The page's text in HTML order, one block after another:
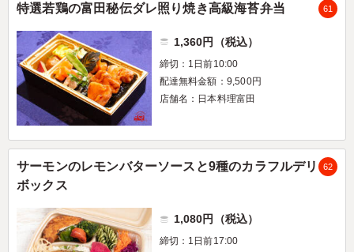
特選若鶏の富田秘伝ダレ照り焼き高級海苔弁当 61
1,360円（税込）
締切：1日前10:00
配達無料金額：9,500円
店舗名：日本料理富田
サーモンのレモンバターソースと9種のカラフルデリ
ボックス
62
1,080円（税込）
締切：1日前17:00